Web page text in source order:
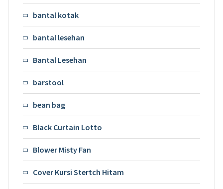
bantal kotak
bantal lesehan
Bantal Lesehan
barstool
bean bag
Black Curtain Lotto
Blower Misty Fan
Cover Kursi Stertch Hitam